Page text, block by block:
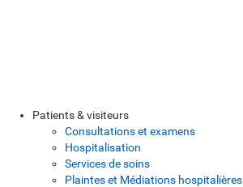
Patients & visiteurs
Consultations et examens
Hospitalisation
Services de soins
Plaintes et Médiations hospitalières